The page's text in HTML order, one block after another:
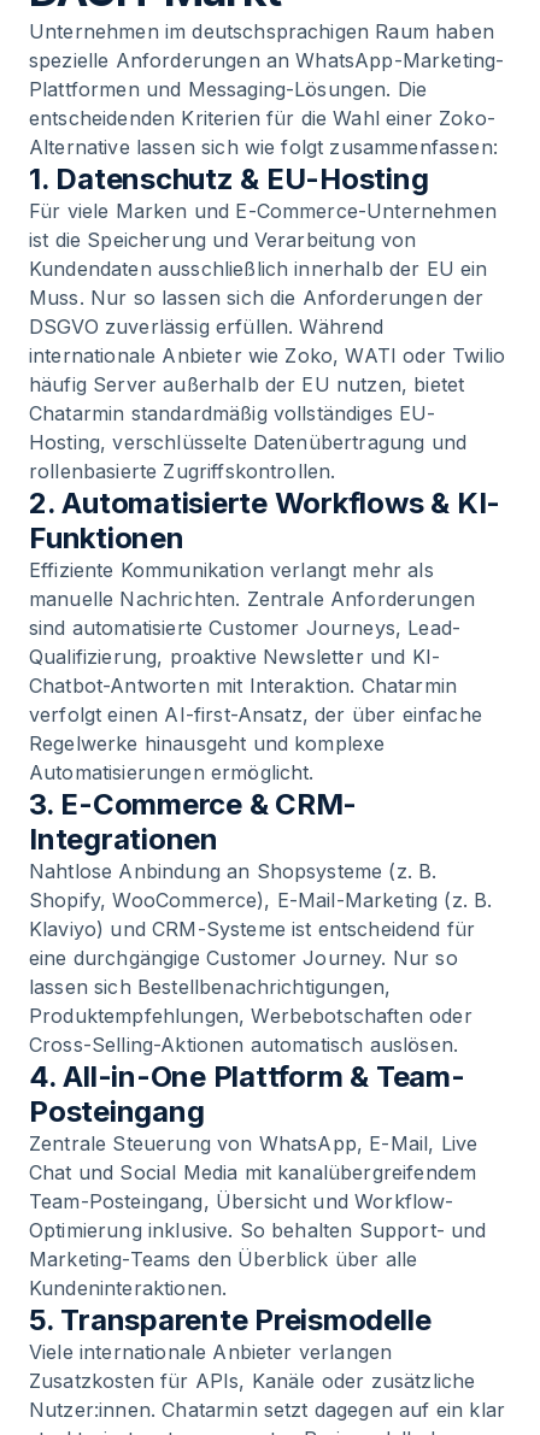
Unternehmen im deutschsprachigen Raum haben
spezielle Anforderungen an WhatsApp-Marketing-
Plattformen und Messaging-Lösungen. Die
entscheidenden Kriterien für die Wahl einer Zoko-
Alternative lassen sich wie folgt zusammenfassen:
1. Datenschutz & EU-Hosting
Für viele Marken und E-Commerce-Unternehmen
ist die Speicherung und Verarbeitung von
Kundendaten ausschließlich innerhalb der EU ein
Muss. Nur so lassen sich die Anforderungen der
DSGVO zuverlässig erfüllen. Während
internationale Anbieter wie Zoko, WATI oder Twilio
häufig Server außerhalb der EU nutzen, bietet
Chatarmin standardmäßig vollständiges EU-
Hosting, verschlüsselte Datenübertragung und
rollenbasierte Zugriffskontrollen.
2. Automatisierte Workflows & KI-
Funktionen
Effiziente Kommunikation verlangt mehr als
manuelle Nachrichten. Zentrale Anforderungen
sind automatisierte Customer Journeys, Lead-
Qualifizierung, proaktive Newsletter und KI-
Chatbot-Antworten mit Interaktion. Chatarmin
verfolgt einen AI-first-Ansatz, der über einfache
Regelwerke hinausgeht und komplexe
Automatisierungen ermöglicht.
3. E-Commerce & CRM-
Integrationen
Nahtlose Anbindung an Shopsysteme (z. B.
Shopify, WooCommerce), E-Mail-Marketing (z. B.
Klaviyo) und CRM-Systeme ist entscheidend für
eine durchgängige Customer Journey. Nur so
lassen sich Bestellbenachrichtigungen,
Produktempfehlungen, Werbebotschaften oder
Cross-Selling-Aktionen automatisch auslösen.
4. All-in-One Plattform & Team-
Posteingang
Zentrale Steuerung von WhatsApp, E-Mail, Live
Chat und Social Media mit kanalübergreifendem
Team-Posteingang, Übersicht und Workflow-
Optimierung inklusive. So behalten Support- und
Marketing-Teams den Überblick über alle
Kundeninteraktionen.
5. Transparente Preismodelle
Viele internationale Anbieter verlangen
Zusatzkosten für APIs, Kanäle oder zusätzliche
Nutzer:innen. Chatarmin setzt dagegen auf ein klar